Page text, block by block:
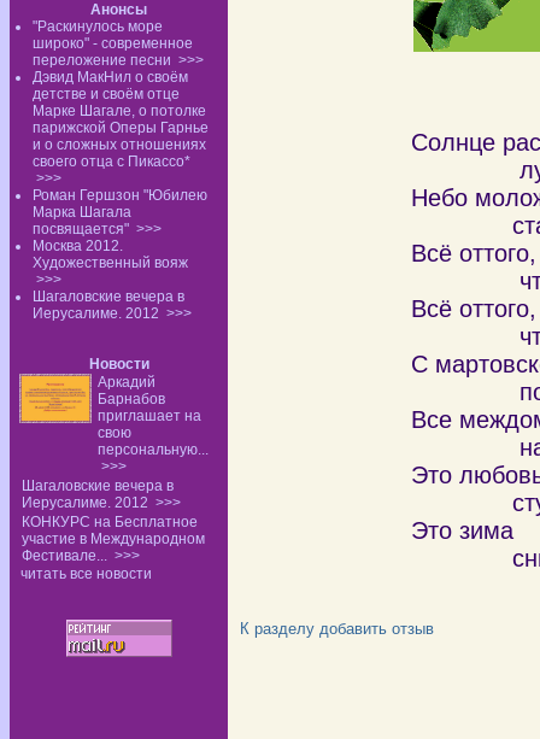
Анонсы
"Раскинулось море
широко" - современное
переложение песни >>>
Дэвид МакНил о своём
детстве и своём отце
Марке Шагале, о потолке
парижской Оперы Гарнье
и о сложных отношениях
своего отца с Пикассо*
>>>
Роман Гершзон "Юбилею
Марка Шагала
посвящается" >>>
Москва 2012.
Художественный вояж
>>>
Шагаловские вечера в
Иерусалиме. 2012 >>>
Новости
Аркадий
Барнабов
приглашает на
свою
персональную...
>>>
Шагаловские вечера в
Иерусалиме. 2012 >>>
КОНКУРС на Бесплатное
участие в Международном
Фестивале... >>>
читать все новости
Солнце
Небо
стало
Всё оттого,
что ты
Всё оттого,
что
С
Все
Это
стучит
Это зима
К разделу добавить отзыв